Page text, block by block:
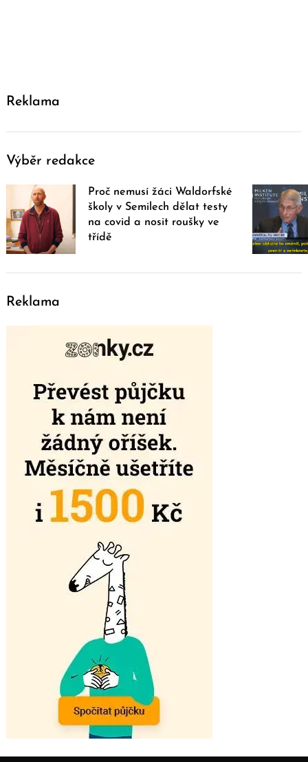
Reklama
Výběr redakce
Proč nemusí žáci Waldorfské
školy v Semilech dělat testy
na covid a nosit roušky ve
třídě
Reklama